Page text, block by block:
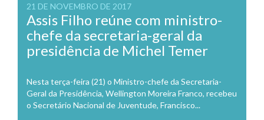
21 DE NOVEMBRO DE 2017
Assis Filho reúne com ministro-
chefe da secretaria-geral da
presidência de Michel Temer
Nesta terça-feira (21) o Ministro-chefe da Secretaria-
Geral da Presidência, Wellington Moreira Franco, recebeu
o Secretário Nacional de Juventude, Francisco...